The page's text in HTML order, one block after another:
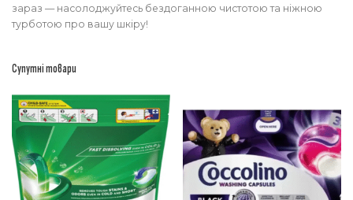
зараз — насолоджуйтесь бездоганною чистотою та ніжною
турботою про вашу шкіру!
Супутні товари